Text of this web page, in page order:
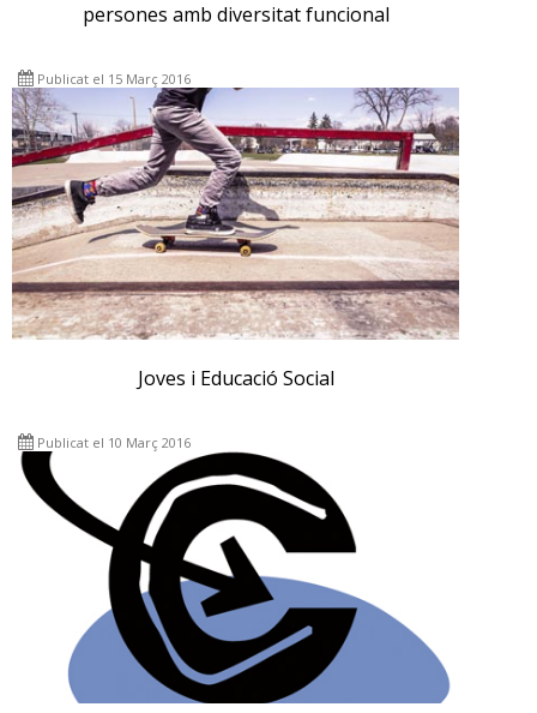
persones amb diversitat funcional
Publicat el 15 Març 2016
Joves i Educació Social
Publicat el 10 Març 2016